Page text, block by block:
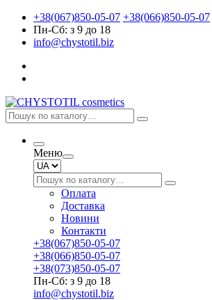
+38(067)850-05-07 +38(066)850-05-07
Пн-Сб: з 9 до 18
info@chystotil.biz
Меню
Оплата
Доставка
Новини
Контакти
+38(067)850-05-07
+38(066)850-05-07
+38(073)850-05-07
Пн-Сб: з 9 до 18
info@chystotil.biz